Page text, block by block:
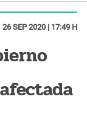
26 SEP 2020 | 17:49 H